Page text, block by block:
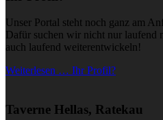
Unser Portal steht noch ganz am
Dafür suchen wir nicht nur laufend
auch laufend weiterentwickeln!
Weiterlesen … Ihr Profil?
Taverne Hellas, Ratekau